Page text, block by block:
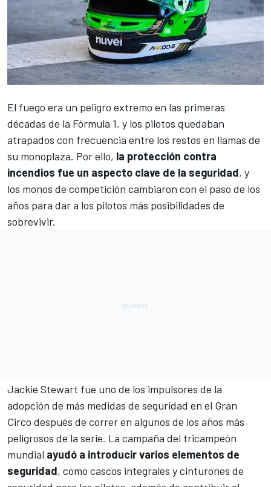
El fuego era un peligro extremo en las primeras
décadas de la Fórmula 1, y los pilotos quedaban
atrapados con frecuencia entre los restos en llamas de
su monoplaza. Por ello, la protección contra
incendios fue un aspecto clave de la seguridad, y
los monos de competición cambiaron con el paso de los
años para dar a los pilotos más posibilidades de
sobrevivir.
Jackie Stewart fue uno de los impulsores de la
adopción de más medidas de seguridad en el Gran
Circo después de correr en algunos de los años más
peligrosos de la serie. La campaña del tricampeón
mundial ayudó a introducir varios elementos de
seguridad, como cascos integrales y cinturones de